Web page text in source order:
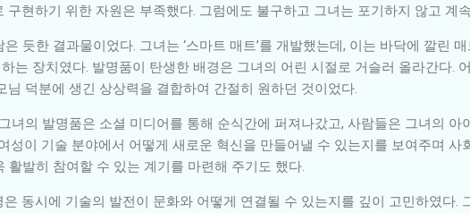
구현하기 위한 자원은 부족했다. 그럼에도 불구하고 그녀는 포기하지 않고 계
듯한 결과물이었다. 그녀는 ‘스마트 매트’를 개발했는데, 이는 바닥에 깔린
는 장치였다. 발명품이 탄생한 배경은 그녀의 어린 시절로 거슬러 올라간다.
덕분에 생긴 상상력을 결합하여 간절히 원하던 것이었다.
녀의 발명품은 소셜 미디어를 통해 순식간에 퍼져나갔고, 사람들은 그녀의 아
성이 기술 분야에서 어떻게 새로운 혁신을 만들어낼 수 있는지를 보여주며 사
발히 참여할 수 있는 계기를 마련해 주기도 했다.
동시에 기술의 발전이 문화와 어떻게 연결될 수 있는지를 깊이 고민하였다.